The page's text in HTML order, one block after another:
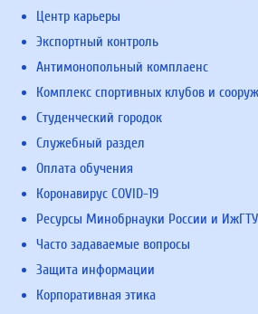
Центр карьеры
Экспортный контроль
Антимонопольный комплаенс
Комплекс спортивных клубов и
Студенческий городок
Служебный раздел
Оплата обучения
Коронавирус COVID-19
Ресурсы Минобрнауки России и ИжГТУ
Часто задаваемые вопросы
Защита информации
Корпоративная этика